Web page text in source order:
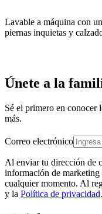
Lavable a máquina con
piernas inquietas y
Únete a la
Sé el primero en conocer
más.
Correo electrónico
Al enviar tu dirección de
información de marketing
cualquier momento. Al
y la Política de privacidad.